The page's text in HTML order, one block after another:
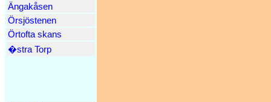
Ängakåsen
Örsjöstenen
Örtofta skans
�stra Torp